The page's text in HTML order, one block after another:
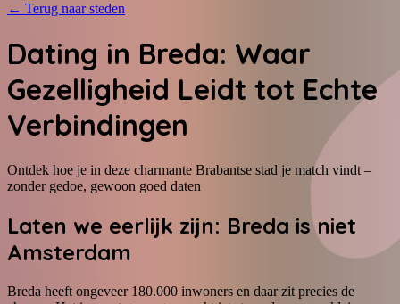
← Terug naar steden
Dating in Breda: Waar
Gezelligheid Leidt tot Echte
Verbindingen
Ontdek hoe je in deze charmante Brabantse stad je match vindt –
zonder gedoe, gewoon goed daten
Laten we eerlijk zijn: Breda is niet
Amsterdam
Breda heeft ongeveer 180.000 inwoners en daar zit precies de